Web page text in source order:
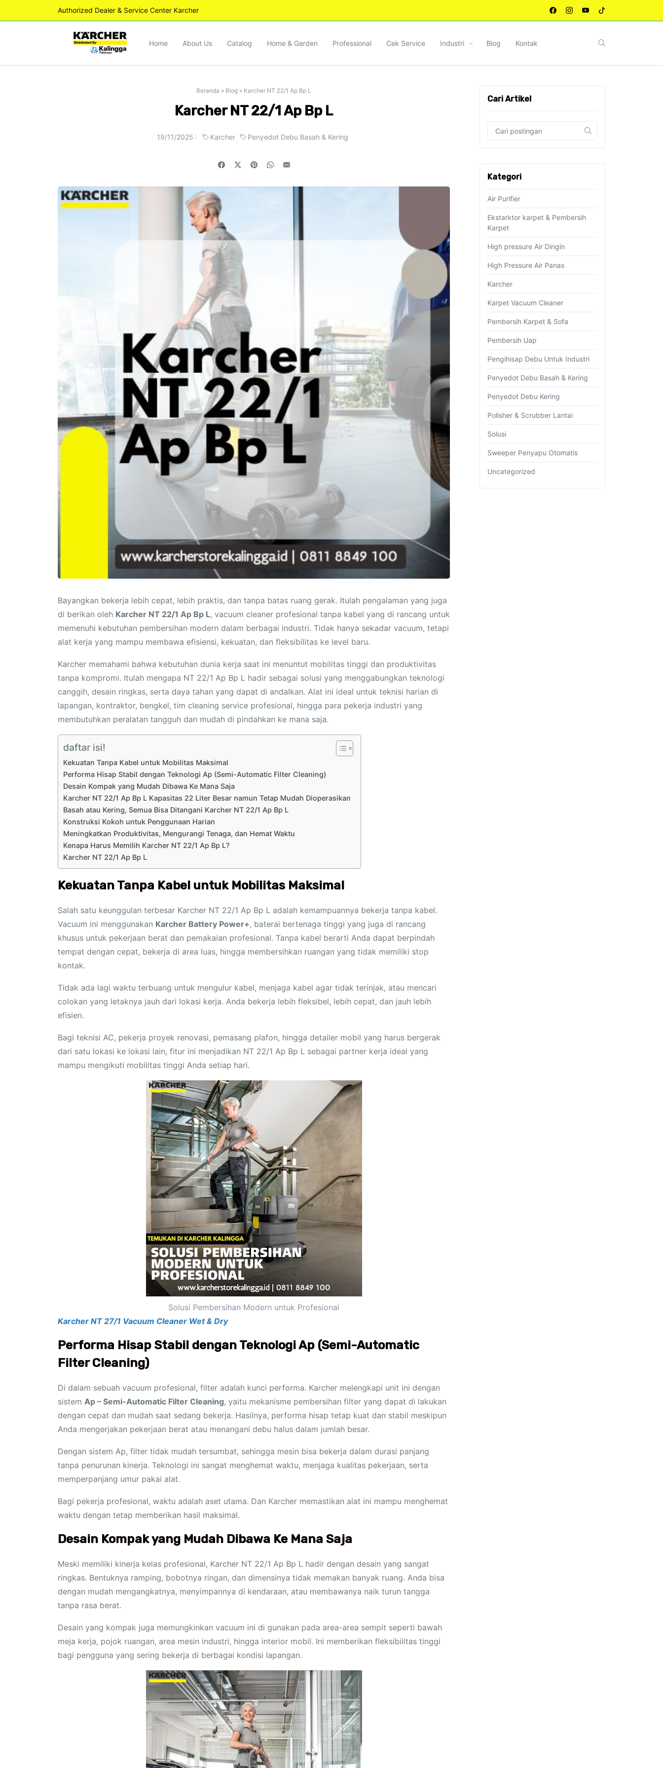
Authorized Dealer & Service Center Karcher
Home About Us Catalog Home & Garden Professional Cek Service Industri Blog Kontak
Beranda » Blog » Karcher NT 22/1 Ap Bp L
Karcher NT 22/1 Ap Bp L
19/11/2025 Karcher Penyedot Debu Basah & Kering
Bayangkan bekerja lebih cepat, lebih praktis, dan tanpa batas ruang gerak. Itulah pengalaman yang juga
di berikan oleh Karcher NT 22/1 Ap Bp L, vacuum cleaner profesional tanpa kabel yang di rancang untuk
memenuhi kebutuhan pembersihan modern dalam berbagai industri. Tidak hanya sekadar vacuum, tetapi
alat kerja yang mampu membawa efisiensi, kekuatan, dan fleksibilitas ke level baru.
Karcher memahami bahwa kebutuhan dunia kerja saat ini menuntut mobilitas tinggi dan produktivitas
tanpa kompromi. Itulah mengapa NT 22/1 Ap Bp L hadir sebagai solusi yang menggabungkan teknologi
canggih, desain ringkas, serta daya tahan yang dapat di andalkan. Alat ini ideal untuk teknisi harian di
lapangan, kontraktor, bengkel, tim cleaning service profesional, hingga para pekerja industri yang
membutuhkan peralatan tangguh dan mudah di pindahkan ke mana saja.
daftar isi!
Kekuatan Tanpa Kabel untuk Mobilitas Maksimal
Performa Hisap Stabil dengan Teknologi Ap (Semi-Automatic Filter Cleaning)
Desain Kompak yang Mudah Dibawa Ke Mana Saja
Karcher NT 22/1 Ap Bp L Kapasitas 22 Liter Besar namun Tetap Mudah Dioperasikan
Basah atau Kering, Semua Bisa Ditangani Karcher NT 22/1 Ap Bp L
Konstruksi Kokoh untuk Penggunaan Harian
Meningkatkan Produktivitas, Mengurangi Tenaga, dan Hemat Waktu
Kenapa Harus Memilih Karcher NT 22/1 Ap Bp L?
Karcher NT 22/1 Ap Bp L
Kekuatan Tanpa Kabel untuk Mobilitas Maksimal
Salah satu keunggulan terbesar Karcher NT 22/1 Ap Bp L adalah kemampuannya bekerja tanpa kabel.
Vacuum ini menggunakan Karcher Battery Power+, baterai bertenaga tinggi yang juga di rancang
khusus untuk pekerjaan berat dan pemakaian profesional. Tanpa kabel berarti Anda dapat berpindah
tempat dengan cepat, bekerja di area luas, hingga membersihkan ruangan yang tidak memiliki stop
kontak.
Tidak ada lagi waktu terbuang untuk mengulur kabel, menjaga kabel agar tidak terinjak, atau mencari
colokan yang letaknya jauh dari lokasi kerja. Anda bekerja lebih fleksibel, lebih cepat, dan jauh lebih
efisien.
Bagi teknisi AC, pekerja proyek renovasi, pemasang plafon, hingga detailer mobil yang harus bergerak
dari satu lokasi ke lokasi lain, fitur ini menjadikan NT 22/1 Ap Bp L sebagai partner kerja ideal yang
mampu mengikuti mobilitas tinggi Anda setiap hari.
Solusi Pembersihan Modern untuk Profesional
Karcher NT 27/1 Vacuum Cleaner Wet & Dry
Performa Hisap Stabil dengan Teknologi Ap (Semi-Automatic
Filter Cleaning)
Di dalam sebuah vacuum profesional, filter adalah kunci performa. Karcher melengkapi unit ini dengan
sistem Ap – Semi-Automatic Filter Cleaning, yaitu mekanisme pembersihan filter yang dapat di lakukan
dengan cepat dan mudah saat sedang bekerja. Hasilnya, performa hisap tetap kuat dan stabil meskipun
Anda mengerjakan pekerjaan berat atau menangani debu halus dalam jumlah besar.
Dengan sistem Ap, filter tidak mudah tersumbat, sehingga mesin bisa bekerja dalam durasi panjang
tanpa penurunan kinerja. Teknologi ini sangat menghemat waktu, menjaga kualitas pekerjaan, serta
memperpanjang umur pakai alat.
Bagi pekerja profesional, waktu adalah aset utama. Dan Karcher memastikan alat ini mampu menghemat
waktu dengan tetap memberikan hasil maksimal.
Desain Kompak yang Mudah Dibawa Ke Mana Saja
Meski memiliki kinerja kelas profesional, Karcher NT 22/1 Ap Bp L hadir dengan desain yang sangat
ringkas. Bentuknya ramping, bobotnya ringan, dan dimensinya tidak memakan banyak ruang. Anda bisa
dengan mudah mengangkatnya, menyimpannya di kendaraan, atau membawanya naik turun tangga
tanpa rasa berat.
Desain yang kompak juga memungkinkan vacuum ini di gunakan pada area-area sempit seperti bawah
meja kerja, pojok ruangan, area mesin industri, hingga interior mobil. Ini memberikan fleksibilitas tinggi
bagi pengguna yang sering bekerja di berbagai kondisi lapangan.
Cari Artikel
Kategori
Air Purifier
Ekstarktor karpet & Pembersih
Karpet
High pressure Air Dingin
High Pressure Air Panas
Karcher
Karpet Vacuum Cleaner
Pembersih Karpet & Sofa
Pembersih Uap
Pengihisap Debu Untuk Industri
Penyedot Debu Basah & Kering
Penyedot Debu Kering
Polisher & Scrubber Lantai
Solusi
Sweeper Penyapu Otomatis
Uncategorized